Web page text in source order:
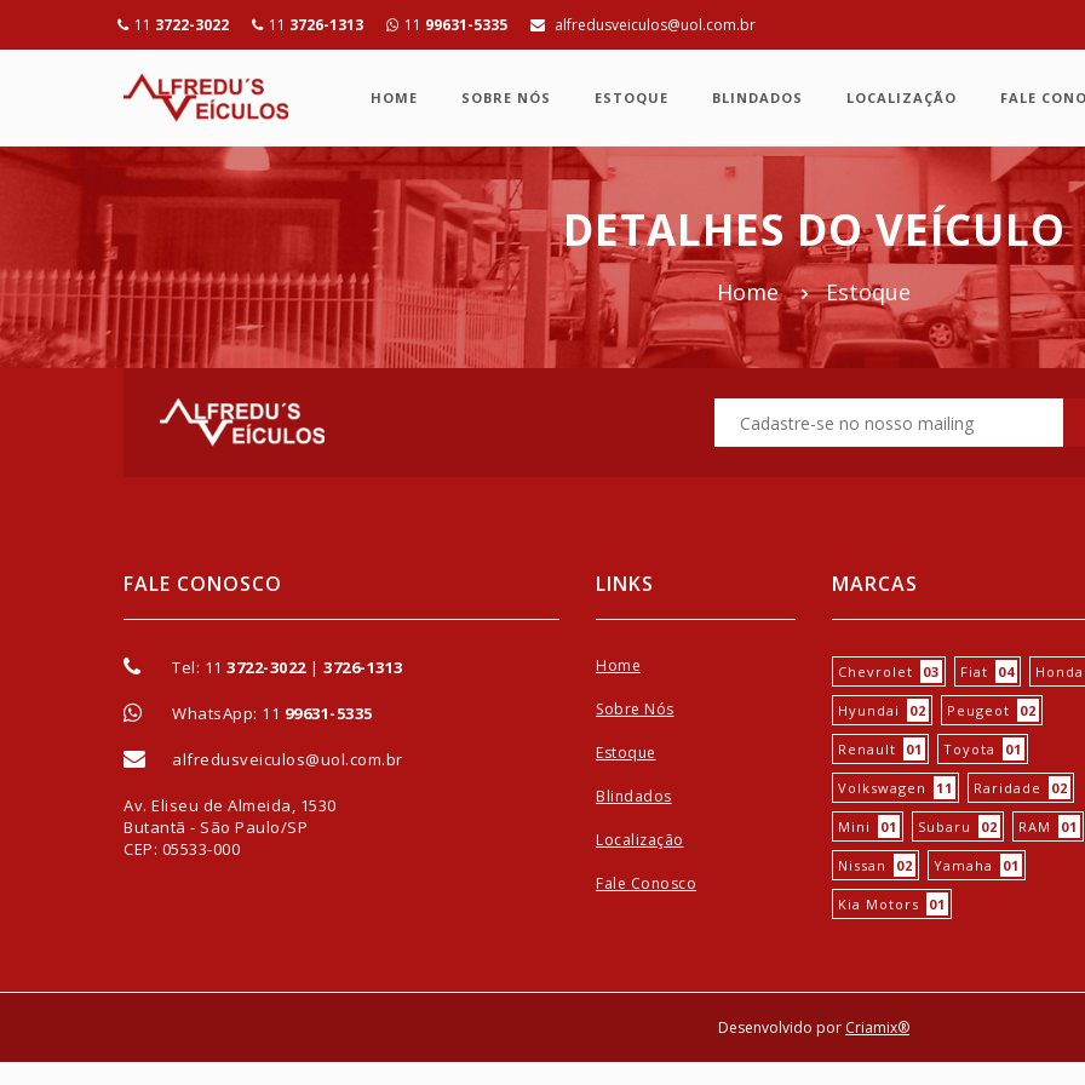
11 3722-3022 11 3726-1313 11 99631-5335 alfredusveiculos@uol.com.br
HOME SOBRE NÓS ESTOQUE BLINDADOS LOCALIZAÇÃO FALE
DETALHES DO VEÍCULO
Home Estoque
FALE CONOSCO
Tel: 11 3722-3022| 3726-1313
WhatsApp: 11 99631-5335
alfredusveiculos@uol.com.br
Av. Eliseu de Almeida, 1530
Butantã - São Paulo/SP
CEP: 05533-000
LINKS
Home
Sobre Nós
Estoque
Blindados
Localização
Fale Conosco
MARCAS
Chevrolet 03 Fiat 04 Honda
Hyundai 02 Peugeot 02
Renault 01 Toyota 01
Volkswagen 11 Raridade 02
Mini 01 Subaru 02 RAM 01
Nissan 02 Yamaha 01
Kia Motors 01
Desenvolvido por Criamix®